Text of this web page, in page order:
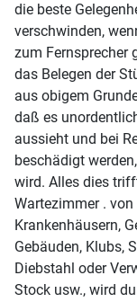
die beste
verschwinden,
zum Fernsprecher
das Belegen der
aus obigem
daß es
aussieht und bei
beschädigt
wird. Alles dies
Wartezimmer .
Krankenhäusern,
Gebäuden, Klubs,
Diebstahl oder
Stock usw., wird